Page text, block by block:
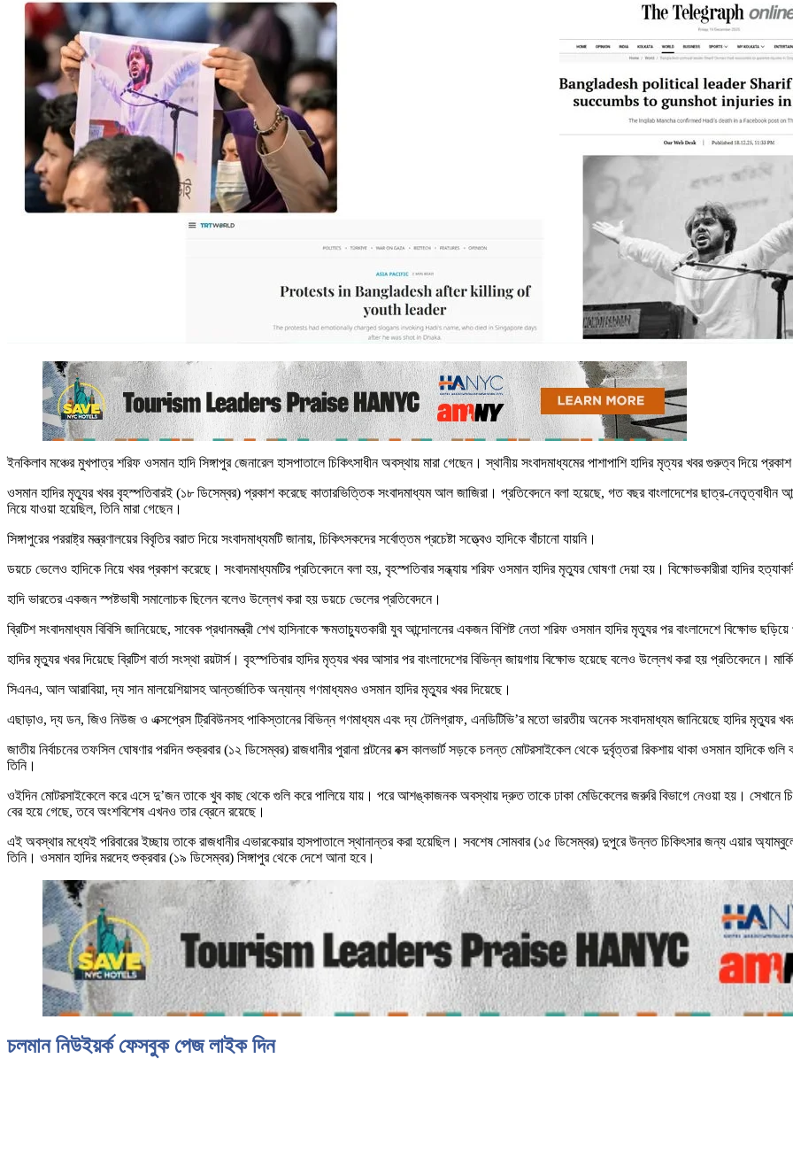
ইনকিলাব মঞ্চের মুখপাত্র শরিফ ওসমান হাদি সিঙ্গাপুর জেনারেল হাসপাতালে চিকিৎসাধীন অবস্থায় মারা গেছেন। স্থানীয় সংবাদমাধ্যমের পাশাপাশি হাদির মৃত্যর খবর গুরুত্ব দিয়ে
ওসমান হাদির মৃত্যুর খবর বৃহস্পতিবারই (১৮ ডিসেম্বর) প্রকাশ করেছে কাতারভিত্তিক সংবাদমাধ্যম আল জাজিরা। প্রতিবেদনে বলা হয়েছে, গত বছর বাংলাদেশের ছাত্র-নেতৃত্বাধীন
নিয়ে যাওয়া হয়েছিল, তিনি মারা গেছেন।
সিঙ্গাপুরের পররাষ্ট্র মন্ত্রণালয়ের বিবৃতির বরাত দিয়ে সংবাদমাধ্যমটি জানায়, চিকিৎসকদের সর্বোত্তম প্রচেষ্টা সত্ত্বেও হাদিকে বাঁচানো যায়নি।
ডয়চে ভেলেও হাদিকে নিয়ে খবর প্রকাশ করেছে। সংবাদমাধ্যমটির প্রতিবেদনে বলা হয়, বৃহস্পতিবার সন্ধ্যায় শরিফ ওসমান হাদির মৃত্যুর ঘোষণা দেয়া হয়। বিক্ষোভকারীরা হাদির
হাদি ভারতের একজন স্পষ্টভাষী সমালোচক ছিলেন বলেও উল্লেখ করা হয় ডয়চে ভেলের প্রতিবেদনে।
ব্রিটিশ সংবাদমাধ্যম বিবিসি জানিয়েছে, সাবেক প্রধানমন্ত্রী শেখ হাসিনাকে ক্ষমতাচ্যুতকারী যুব আন্দোলনের একজন বিশিষ্ট নেতা শরিফ ওসমান হাদির মৃত্যুর পর বাংলাদেশে বিক্ষোভ
হাদির মৃত্যুর খবর দিয়েছে ব্রিটিশ বার্তা সংস্থা রয়টার্স। বৃহস্পতিবার হাদির মৃত্যর খবর আসার পর বাংলাদেশের বিভিন্ন জায়গায় বিক্ষোভ হয়েছে বলেও উল্লেখ করা হয় প্রতিবেদনে।
সিএনএ, আল আরাবিয়া, দ্য সান মালয়েশিয়াসহ আন্তর্জাতিক অন্যান্য গণমাধ্যমও ওসমান হাদির মৃত্যুর খবর দিয়েছে।
এছাড়াও, দ্য ডন, জিও নিউজ ও এক্সপ্রেস ট্রিবিউনসহ পাকিস্তানের বিভিন্ন গণমাধ্যম এবং দ্য টেলিগ্রাফ, এনডিটিভি’র মতো ভারতীয় অনেক সংবাদমাধ্যম জানিয়েছে হাদির মৃত্যুর
জাতীয় নির্বাচনের তফসিল ঘোষণার পরদিন শুক্রবার (১২ ডিসেম্বর) রাজধানীর পুরানা পল্টনের বক্স কালভার্ট সড়কে চলন্ত মোটরসাইকেল থেকে দুর্বৃত্তরা রিকশায় থাকা ওসমান হাদিকে গুলি
তিনি।
ওইদিন মোটরসাইকেলে করে এসে দু’জন তাকে খুব কাছ থেকে গুলি করে পালিয়ে যায়। পরে আশঙ্কাজনক অবস্থায় দ্রুত তাকে ঢাকা মেডিকেলের জরুরি বিভাগে নেওয়া হয়। সেখানে
বের হয়ে গেছে, তবে অংশবিশেষ এখনও তার ব্রেনে রয়েছে।
এই অবস্থার মধ্যেই পরিবারের ইচ্ছায় তাকে রাজধানীর এভারকেয়ার হাসপাতালে স্থানান্তর করা হয়েছিল। সবশেষ সোমবার (১৫ ডিসেম্বর) দুপুরে উন্নত চিকিৎসার জন্য এয়ার
তিনি। ওসমান হাদির মরদেহ শুক্রবার (১৯ ডিসেম্বর) সিঙ্গাপুর থেকে দেশে আনা হবে।
চলমান নিউইয়র্ক ফেসবুক পেজ লাইক দিন